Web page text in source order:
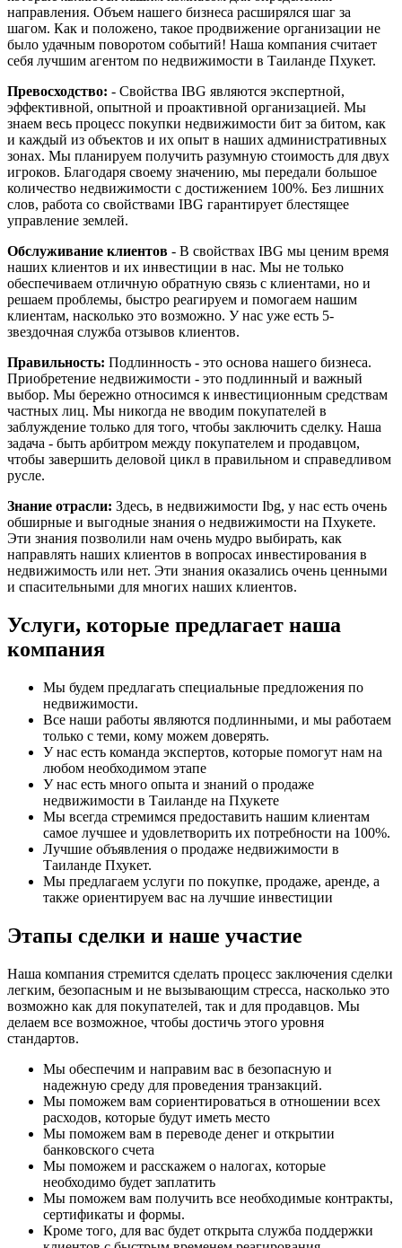
направления. Объем нашего бизнеса расширялся шаг за
шагом. Как и положено, такое продвижение организации не
было удачным поворотом событий! Наша компания считает
себя лучшим агентом по недвижимости в Таиланде Пхукет.
Превосходство: - Свойства IBG являются экспертной,
эффективной, опытной и проактивной организацией. Мы
знаем весь процесс покупки недвижимости бит за битом, как
и каждый из объектов и их опыт в наших административных
зонах. Мы планируем получить разумную стоимость для двух
игроков. Благодаря своему значению, мы передали большое
количество недвижимости с достижением 100%. Без лишних
слов, работа со свойствами IBG гарантирует блестящее
управление землей.
Обслуживание клиентов - В свойствах IBG мы ценим время
наших клиентов и их инвестиции в нас. Мы не только
обеспечиваем отличную обратную связь с клиентами, но и
решаем проблемы, быстро реагируем и помогаем нашим
клиентам, насколько это возможно. У нас уже есть 5-
звездочная служба отзывов клиентов.
Правильность: Подлинность - это основа нашего бизнеса.
Приобретение недвижимости - это подлинный и важный
выбор. Мы бережно относимся к инвестиционным средствам
частных лиц. Мы никогда не вводим покупателей в
заблуждение только для того, чтобы заключить сделку. Наша
задача - быть арбитром между покупателем и продавцом,
чтобы завершить деловой цикл в правильном и справедливом
русле.
Знание отрасли: Здесь, в недвижимости Ibg, у нас есть очень
обширные и выгодные знания о недвижимости на Пхукете.
Эти знания позволили нам очень мудро выбирать, как
направлять наших клиентов в вопросах инвестирования в
недвижимость или нет. Эти знания оказались очень ценными
и спасительными для многих наших клиентов.
Услуги, которые предлагает наша
компания
Мы будем предлагать специальные предложения по
недвижимости.
Все наши работы являются подлинными, и мы работаем
только с теми, кому можем доверять.
У нас есть команда экспертов, которые помогут нам на
любом необходимом этапе
У нас есть много опыта и знаний о продаже
недвижимости в Таиланде на Пхукете
Мы всегда стремимся предоставить нашим клиентам
самое лучшее и удовлетворить их потребности на 100%.
Лучшие объявления о продаже недвижимости в
Таиланде Пхукет.
Мы предлагаем услуги по покупке, продаже, аренде, а
также ориентируем вас на лучшие инвестиции
Этапы сделки и наше участие
Наша компания стремится сделать процесс заключения сделки
легким, безопасным и не вызывающим стресса, насколько это
возможно как для покупателей, так и для продавцов. Мы
делаем все возможное, чтобы достичь этого уровня
стандартов.
Мы обеспечим и направим вас в безопасную и
надежную среду для проведения транзакций.
Мы поможем вам сориентироваться в отношении всех
расходов, которые будут иметь место
Мы поможем вам в переводе денег и открытии
банковского счета
Мы поможем и расскажем о налогах, которые
необходимо будет заплатить
Мы поможем вам получить все необходимые контракты,
сертификаты и формы.
Кроме того, для вас будет открыта служба поддержки